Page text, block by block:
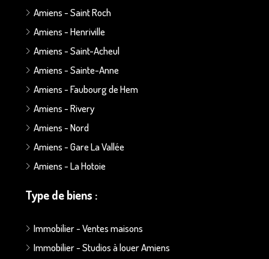
Amiens - Saint Roch
Amiens - Henriville
Amiens - Saint-Acheul
Amiens - Sainte-Anne
Amiens - Faubourg de Hem
Amiens - Rivery
Amiens - Nord
Amiens - Gare La Vallée
Amiens - La Hotoie
Type de biens :
Immobilier - Ventes maisons
Immobilier - Studios à louer Amiens